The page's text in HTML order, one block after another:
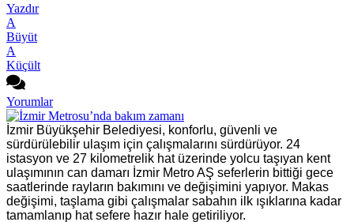
Yazdır
A
Büyüt
A
Küçült
Yorumlar
İzmir Büyükşehir Belediyesi, konforlu, güvenli ve
sürdürülebilir ulaşım için çalışmalarını sürdürüyor. 24
istasyon ve 27 kilometrelik hat üzerinde yolcu taşıyan kent
ulaşımının can damarı İzmir Metro AŞ seferlerin bittiği gece
saatlerinde rayların bakımını ve değişimini yapıyor. Makas
değişimi, taşlama gibi çalışmalar sabahın ilk ışıklarına kadar
tamamlanıp hat sefere hazır hale getiriliyor.